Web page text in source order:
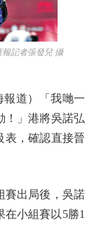
記者張發兒 攝
道）「我哋一
！」港將吳諾弘
表，確認直接晉
出局後，吳諾
小組賽以5勝1